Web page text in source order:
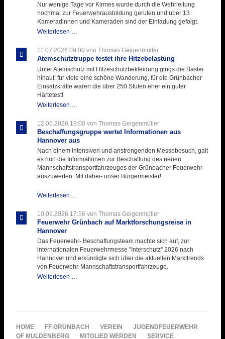
Nur wenige Tage vor Kirmes wurde durch die Wehrleitung
nochmal zur Feuerwehrausbildung gerufen und über 13
Kameradinnen und Kameraden sind der Einladung gefolgt.
Weiterlesen …
für
der
11.07.2026 09:00 von Thomas Geigenmüller
Atemschutztruppe testet ihre Hitzebelastung
Unter Atemschutz mit Hitzeschutzbekleidung gings die Bastei
hinauf, für viele eine schöne Wanderung, für die Grünbacher
Einsatzkräfte waren die über 250 Stufen eher ein guter
Härtetest!
Weiterlesen …
ihre
Hitzebelastung
12.06.2026 19:00 von Thomas Geigenmüller
Beschaffungsgruppe wertet Informationen aus
Hannover aus
Nach einem intensiven und anstrengenden Messebesuch, galt
es nun die Informationen zur Beschaffung des neuen
Mannschaftstransportfahrzeuges der Grünbacher Feuerwehr
auszuwerten. Mit dabei- unser Bürgermeister!
Weiterlesen …
Informationen
aus
10.06.2026 17:56 von Thomas Geigenmüller
Feuerwehr Grünbach auf Marktforschungsreise in
Hannover
Das Feuerwehr- Beschaffungsteam machte sich auf, zur
internationalen Feuerwehrmesse "Interschutz" 2026 nach
Hannover und erkündigte sich über die aktuellen Markttrends
von Feuerwehr-Mannschaftstransportfahrzeuge.
Weiterlesen …
in
NAVIGATION
ÜBERSPRINGEN
HOME FF GRÜNBACH VEREIN
JUGENDFEUERWEHR
OF MULDENBERG
MITGLIED WERDEN SERVICE